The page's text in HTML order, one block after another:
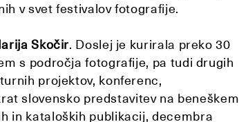
v svet festivalov fotografije.
Skočir. Doslej je kurirala preko 30
s področja fotografije, pa tudi drugih
projektov, konferenc,
slovensko predstavitev na beneškem
in kataloških publikacij, decembra